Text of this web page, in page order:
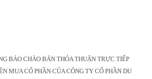
BÁO CHÀO BÁN THỎA THUẬN TRỰC TIẾP
MUA CỔ PHẦN CỦA CÔNG TY CỔ PHẦN DU